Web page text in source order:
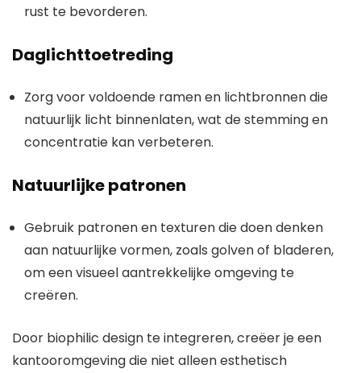
rust te bevorderen.
Daglichttoetreding
Zorg voor voldoende ramen en lichtbronnen die
natuurlijk licht binnenlaten, wat de stemming en
concentratie kan verbeteren.
Natuurlijke patronen
Gebruik patronen en texturen die doen denken
aan natuurlijke vormen, zoals golven of bladeren,
om een visueel aantrekkelijke omgeving te
creëren.
Door biophilic design te integreren, creëer je een
kantooromgeving die niet alleen esthetisch